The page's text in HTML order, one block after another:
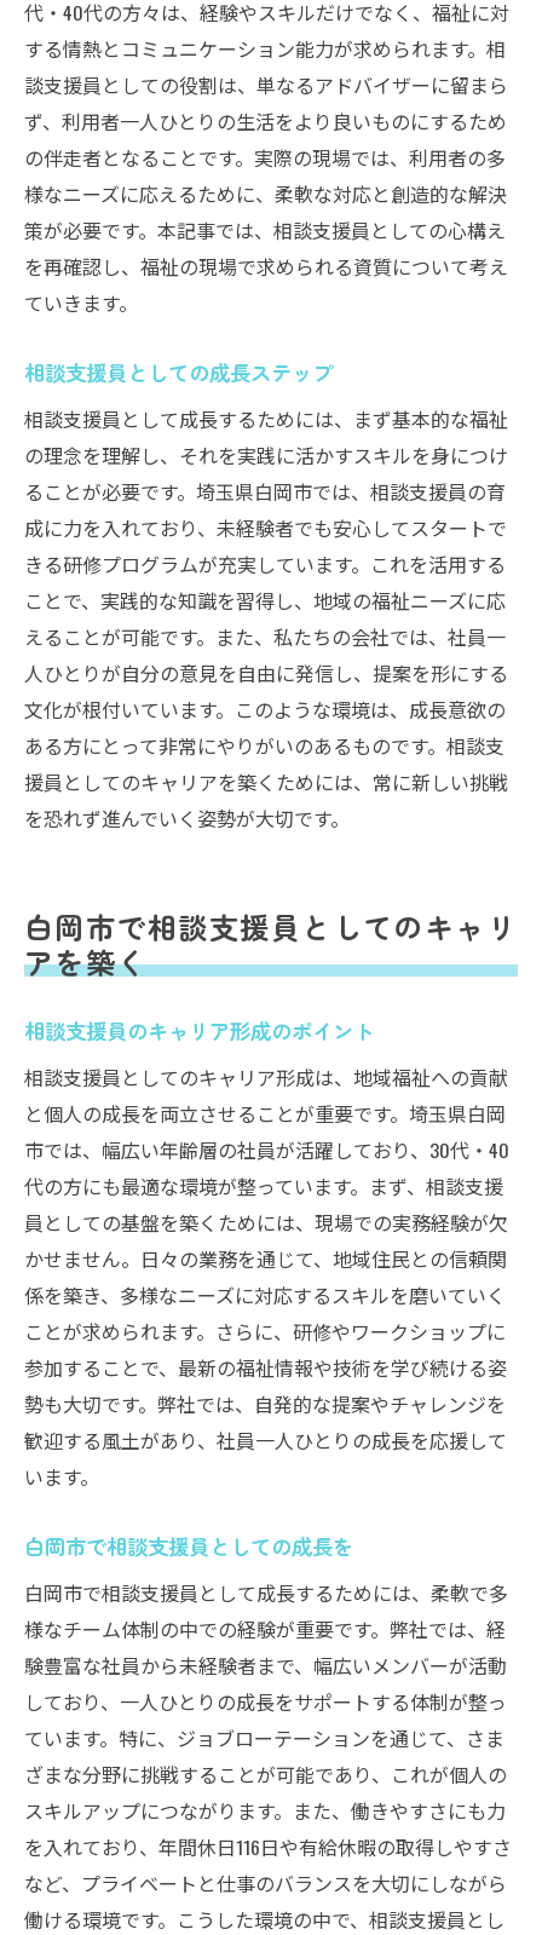
代・40代の方々は、経験やスキルだけでなく、福祉に対
する情熱とコミュニケーション能力が求められます。相
談支援員としての役割は、単なるアドバイザーに留まら
ず、利用者一人ひとりの生活をより良いものにするため
の伴走者となることです。実際の現場では、利用者の多
様なニーズに応えるために、柔軟な対応と創造的な解決
策が必要です。本記事では、相談支援員としての心構え
を再確認し、福祉の現場で求められる資質について考え
ていきます。
相談支援員としての成長ステップ
相談支援員として成長するためには、まず基本的な福祉
の理念を理解し、それを実践に活かすスキルを身につけ
ることが必要です。埼玉県白岡市では、相談支援員の育
成に力を入れており、未経験者でも安心してスタートで
きる研修プログラムが充実しています。これを活用する
ことで、実践的な知識を習得し、地域の福祉ニーズに応
えることが可能です。また、私たちの会社では、社員一
人ひとりが自分の意見を自由に発信し、提案を形にする
文化が根付いています。このような環境は、成長意欲の
ある方にとって非常にやりがいのあるものです。相談支
援員としてのキャリアを築くためには、常に新しい挑戦
を恐れず進んでいく姿勢が大切です。
白岡市で相談支援員としてのキャリ
アを築く
相談支援員のキャリア形成のポイント
相談支援員としてのキャリア形成は、地域福祉への貢献
と個人の成長を両立させることが重要です。埼玉県白岡
市では、幅広い年齢層の社員が活躍しており、30代・40
代の方にも最適な環境が整っています。まず、相談支援
員としての基盤を築くためには、現場での実務経験が欠
かせません。日々の業務を通じて、地域住民との信頼関
係を築き、多様なニーズに対応するスキルを磨いていく
ことが求められます。さらに、研修やワークショップに
参加することで、最新の福祉情報や技術を学び続ける姿
勢も大切です。弊社では、自発的な提案やチャレンジを
歓迎する風土があり、社員一人ひとりの成長を応援して
います。
白岡市で相談支援員としての成長を
白岡市で相談支援員として成長するためには、柔軟で多
様なチーム体制の中での経験が重要です。弊社では、経
験豊富な社員から未経験者まで、幅広いメンバーが活動
しており、一人ひとりの成長をサポートする体制が整っ
ています。特に、ジョブローテーションを通じて、さま
ざまな分野に挑戦することが可能であり、これが個人の
スキルアップにつながります。また、働きやすさにも力
を入れており、年間休日116日や有給休暇の取得しやすさ
など、プライベートと仕事のバランスを大切にしながら
働ける環境です。こうした環境の中で、相談支援員とし